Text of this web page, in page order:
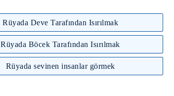
Rüyada Deve Tarafından Isırılmak
Rüyada Böcek Tarafından Isırılmak
Rüyada sevinen insanlar görmek